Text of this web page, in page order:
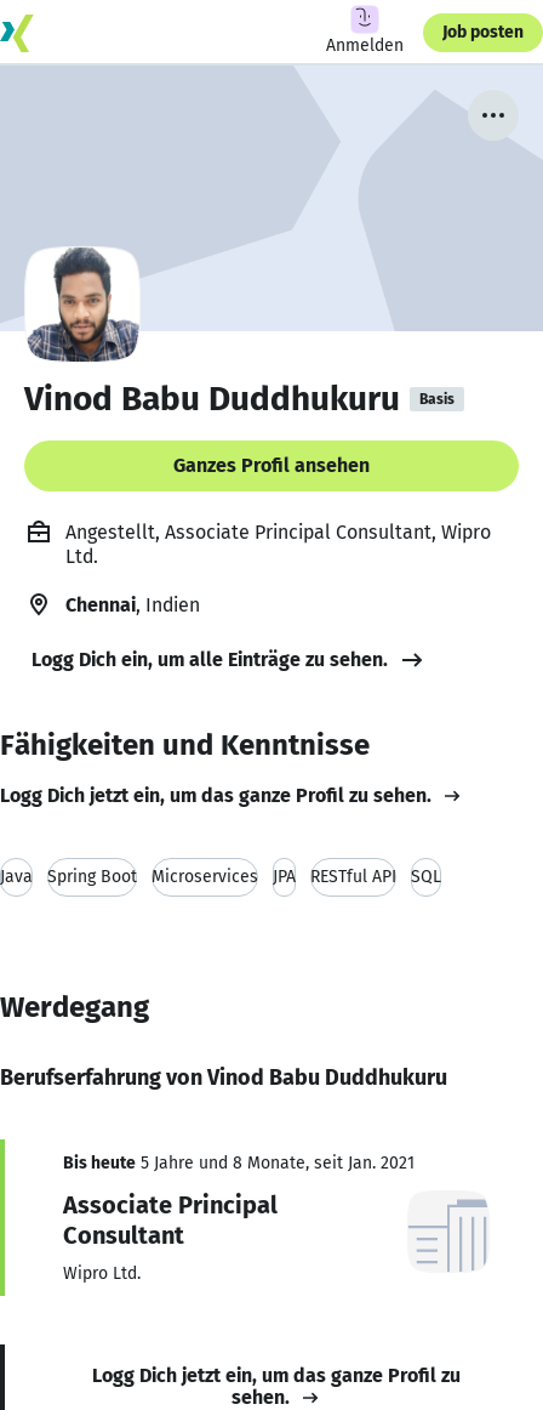
Anmelden
Job posten
Vinod Babu Duddhukuru Basis
Ganzes Profil ansehen
Angestellt, Associate Principal Consultant, Wipro
Ltd.
Chennai, Indien
Logg Dich ein, um alle Einträge zu sehen.
Fähigkeiten und Kenntnisse
Logg Dich jetzt ein, um das ganze Profil zu sehen.
Java Spring Boot Microservices JPA RESTful API SQL
Werdegang
Berufserfahrung von Vinod Babu Duddhukuru
Bis heute 5 Jahre und 8 Monate, seit Jan. 2021
Associate Principal
Consultant
Wipro Ltd.
Logg Dich jetzt ein, um das ganze Profil zu
sehen.